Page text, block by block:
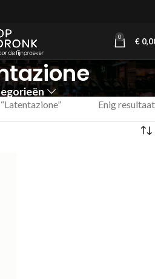
0 €
Enig resultaat